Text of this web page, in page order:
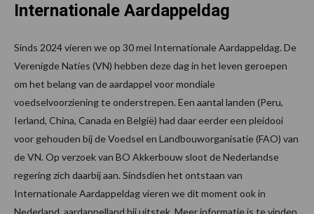
Internationale Aardappeldag
Sinds 2024 vieren we op 30 mei Internationale Aardappeldag. De
Verenigde Naties (VN) hebben deze dag in het leven geroepen
om het belang van de aardappel voor mondiale
voedselvoorziening te onderstrepen. Een aantal landen (Peru,
Ierland, China, Canada en België) had daar eerder een pleidooi
voor gehouden bij de Voedsel en Landbouworganisatie (FAO) van
de VN. Op verzoek van BO Akkerbouw sloot de Nederlandse
regering zich daarbij aan. Sindsdien het ontstaan van
Internationale Aardappeldag vieren we dit moment ook in